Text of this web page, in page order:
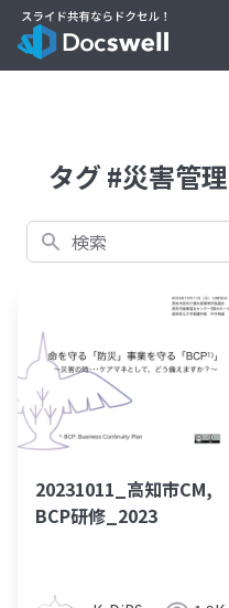
タグ #災害管
検索
20231011_高知市CM,
BCP研修_2023